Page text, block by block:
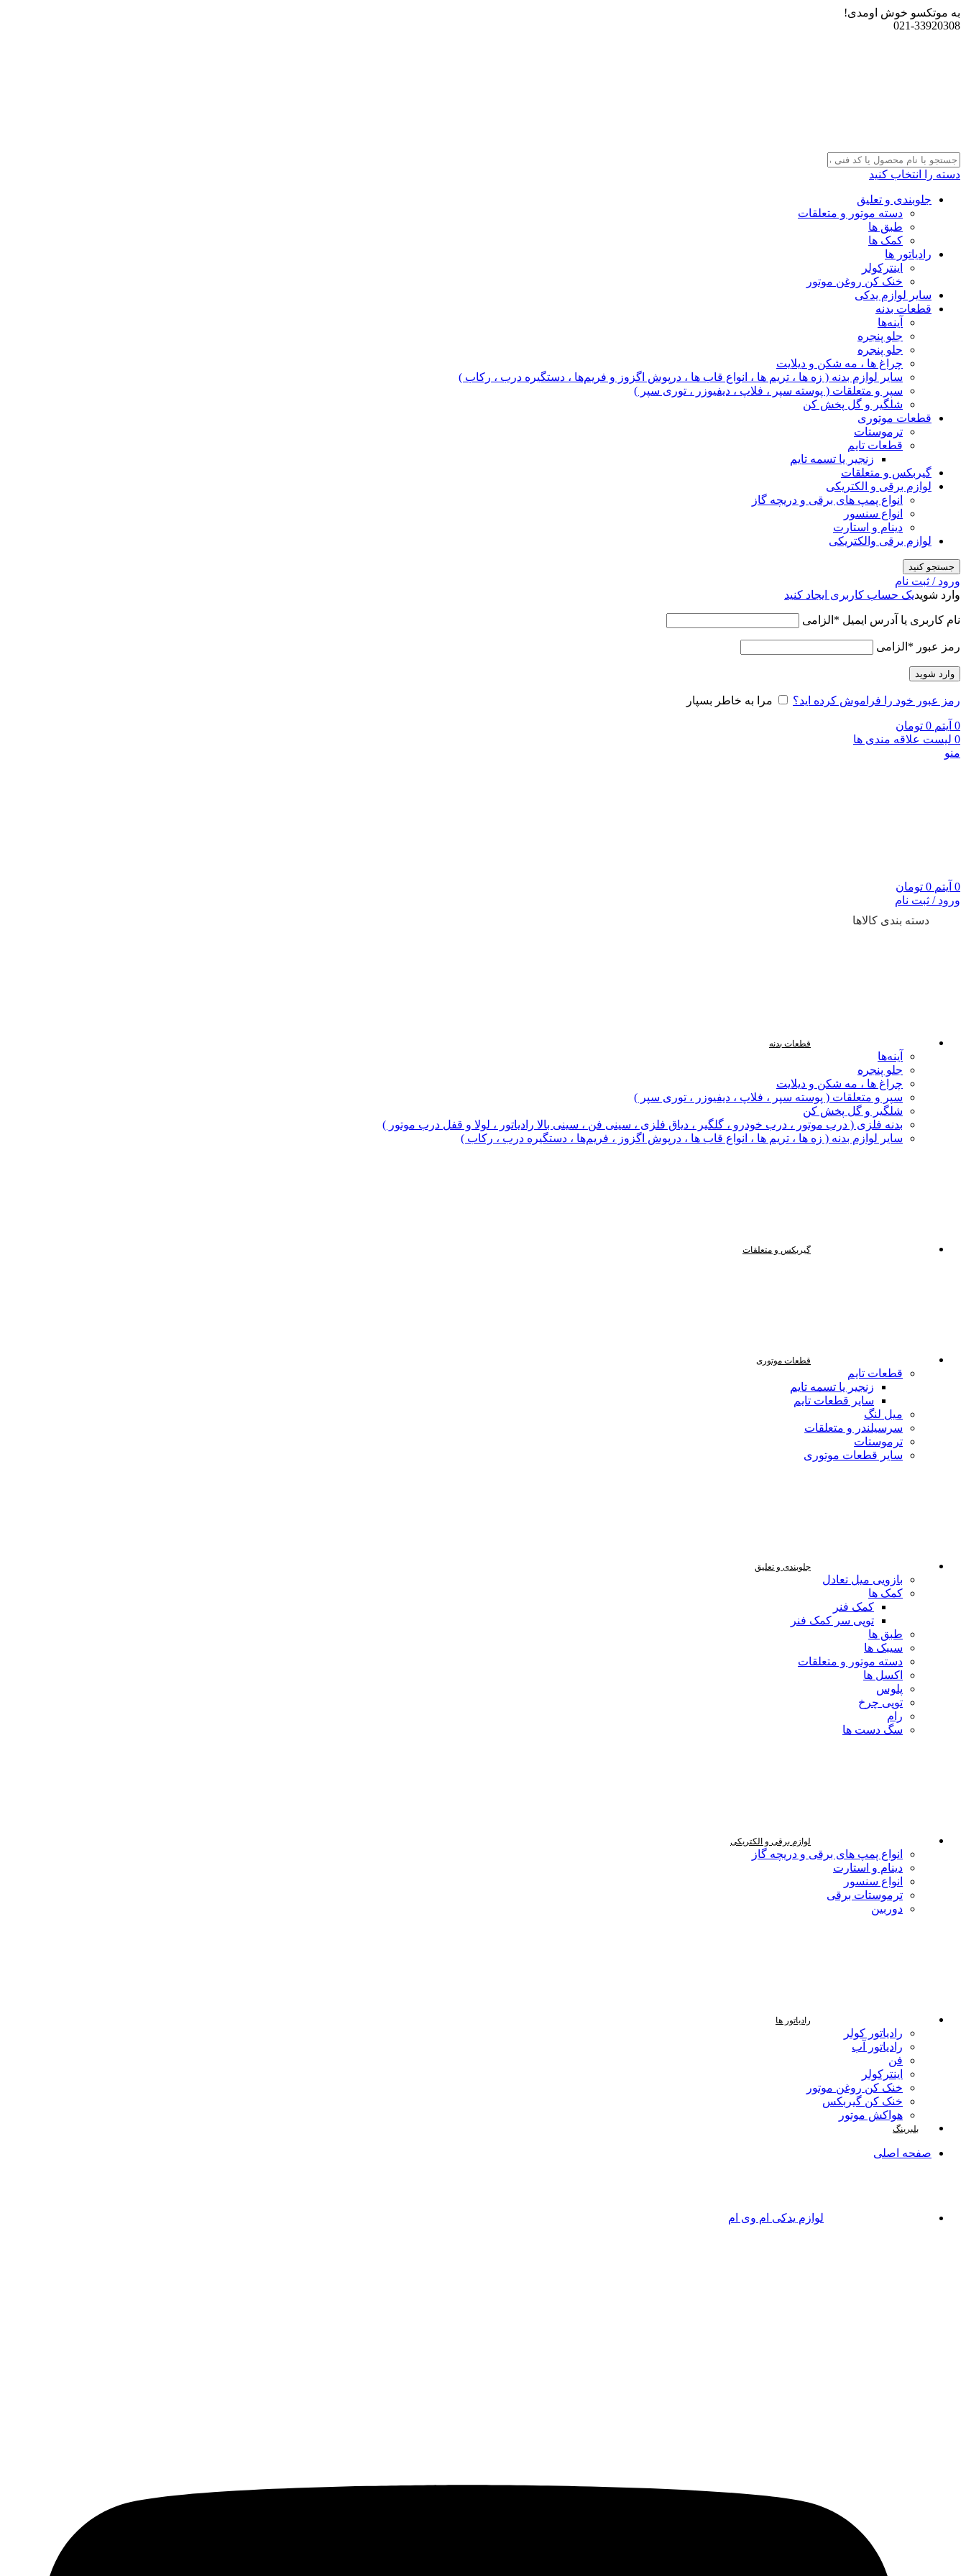
به موتکسو خوش اومدی!
021-33920308
دسته را انتخاب کنید
جلوبندی و تعلیق
دسته موتور و متعلقات
طبق ها
کمک ها
رادیاتور ها
اینترکولر
خنک کن روغن موتور
سایر لوازم یدکی
قطعات بدنه
آینه‌ها
جلو پنجره
جلو پنجره
چراغ‌ ها ، مه‌ شکن و دیلایت
سایر لوازم بدنه ( زه ها ، تریم ها ، انواع قاب ها ، درپوش اگزوز و فریم‌ها ، دستگیره درب ، رکاب )
سپر و متعلقات ( پوسته سپر ، فلاپ ، دیفیوزر ، توری سپر )
شلگیر و گل‌ پخش‌ کن
قطعات موتوری
ترموستات
قطعات تایم
زنجیر یا تسمه تایم
گیربکس و متعلقات
لوازم برقی و الکتریکی
انواع پمپ های برقی و دریچه گاز
انواع سنسور
دینام و استارت
لوازم برقی والکتریکی
جستجو کنید
ورود / ثبت نام
وارد شویدیک حساب کاربری ایجاد کنید
نام کاربری یا آدرس ایمیل * الزامی
رمز عبور * الزامی
وارد شوید
رمز عبور خود را فراموش کرده اید؟ مرا به خاطر بسپار
0 آیتم 0 تومان
0 لیست علاقه مندی ها
منو
0 آیتم 0 تومان
ورود / ثبت نام
دسته بندی کالاها
قطعات بدنه
آینه‌ها
جلو پنجره
چراغ‌ ها ، مه‌ شکن و دیلایت
سپر و متعلقات ( پوسته سپر ، فلاپ ، دیفیوزر ، توری سپر )
شلگیر و گل‌ پخش‌ کن
بدنه فلزی ( درب موتور ، درب خودرو ، گلگیر ، دیاق فلزی ، سینی فن ، سینی بالا رادیاتور ، لولا و قفل درب موتور )
سایر لوازم بدنه ( زه ها ، تریم ها ، انواع قاب ها ، درپوش اگزوز ، فریم‌ها ، دستگیره درب ، رکاب )
گیربکس و متعلقات
قطعات موتوری
قطعات تایم
زنجیر یا تسمه تایم
سایر قطعات تایم
میل لنگ
سرسیلندر و متعلقات
ترموستات
سایر قطعات موتوری
جلوبندی و تعلیق
بازویی میل تعادل
کمک ها
کمک فنر
توپی سر کمک فنر
طبق ها
سیبک ها
دسته موتور و متعلقات
اکسل ها
پلوس
توپی چرخ
رام
سگ دست ها
لوازم برقی و الکتریکی
انواع پمپ های برقی و دریچه گاز
دینام و استارت
انواع سنسور
ترموستات برقی
دوربین
رادیاتور ها
رادیاتور کولر
رادیاتور آب
فن
اینترکولر
خنک کن روغن موتور
خنک کن گیربکس
هواکش موتور
بلبرینگ
صفحه اصلی
لوازم یدکی ام وی ام